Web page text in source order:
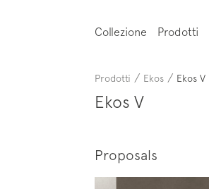
Collezione Prodotti
Prodotti / Ekos / Ekos V
Ekos V
Proposals